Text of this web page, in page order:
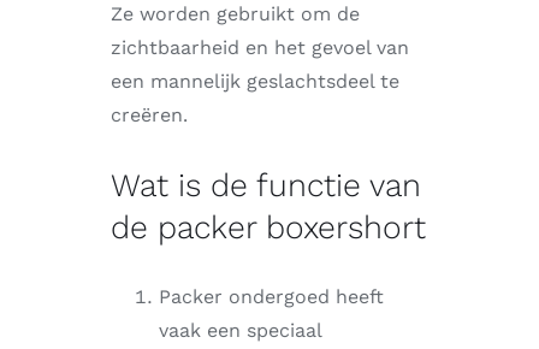
Ze worden gebruikt om de
zichtbaarheid en het gevoel van
een mannelijk geslachtsdeel te
creëren.
Wat is de functie van
de packer boxershort
Packer ondergoed heeft
vaak een speciaal